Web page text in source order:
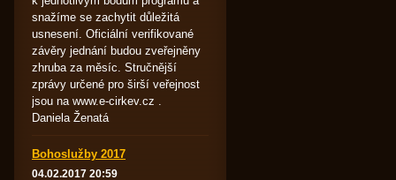
snažíme se zachytit důležitá
usnesení. Oficiální verifikované
závěry jednání budou zveřejněny
zhruba za měsíc. Stručnější
zprávy určené pro širší veřejnost
jsou na www.e-cirkev.cz .
Daniela Ženatá
Bohoslužby 2017
04.02.2017 20:59